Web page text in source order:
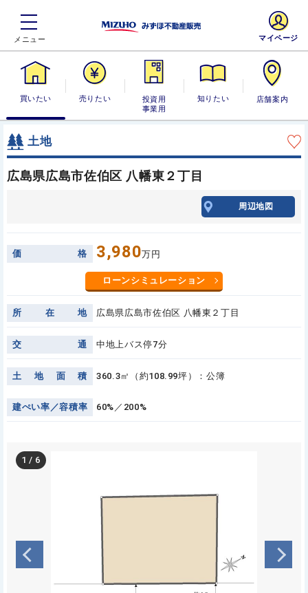
買いたい 売りたい
投資用・事業
用
知りたい 店舗案内
マイページ
土地
広島県広島市佐伯区 八幡東２丁目
周辺地図
価 格 3,980万円
ローンシミュレーション
所 在 地 広島県広島市佐伯区 八幡東２丁目
交 通 中地上バス停7分
土 地 面 積 360.3㎡（約108.99坪）：公簿
建ぺい率 ／容積率 60%／200%
1 / 6